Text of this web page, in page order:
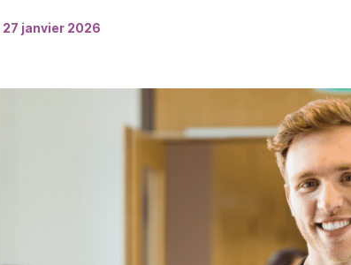
27 janvier 2026